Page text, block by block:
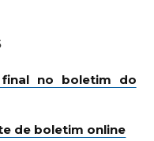
no boletim do
de boletim online